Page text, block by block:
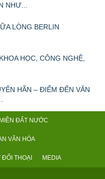
NHƯ...
LÒNG BERLIN
HỌC, CÔNG NGHỆ,
HÃN – ĐIỂM ĐẾN VĂN
ĐẤT NƯỚC
VĂN HÓA
ĐỐI THOẠI MEDIA